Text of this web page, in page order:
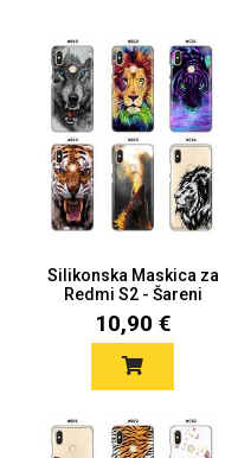
Silikonska Maskica za
Redmi S2 - Šareni
motiv...
10,90 €